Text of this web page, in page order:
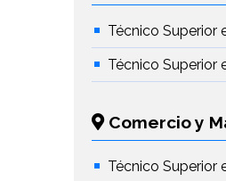
Técnico Superior
Técnico Superior
Comercio y
Técnico Superior